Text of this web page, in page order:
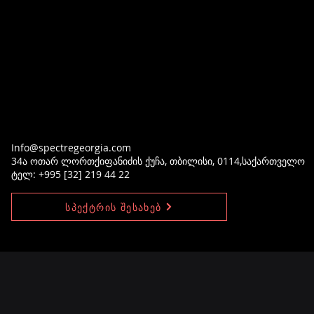
Info@spectregeorgia.com
34ა ოთარ ლორთქიფანიძის ქუჩა, თბილისი, 0114,საქართველო
ტელ: +995 [32] 219 44 22
სპექტრის შესახებ